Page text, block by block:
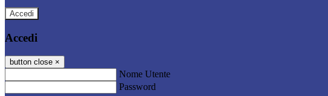
Accedi
Accedi
button close ×
Nome Utente
Password